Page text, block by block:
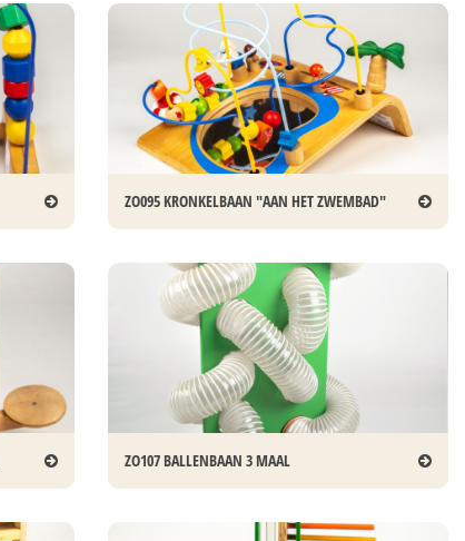
ZO095 KRONKELBAAN "AAN HET ZWEMBAD"
ZO107 BALLENBAAN 3 MAAL